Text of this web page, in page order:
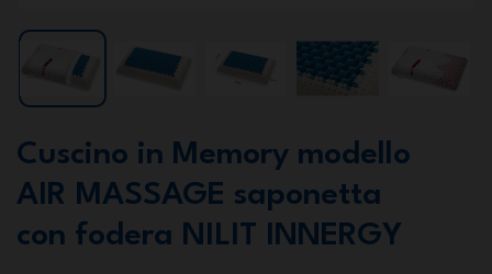
Cuscino in Memory modello
AIR MASSAGE saponetta
con fodera NILIT INNERGY